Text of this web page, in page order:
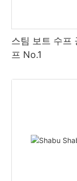
스팀 보트 수프
프 No.1